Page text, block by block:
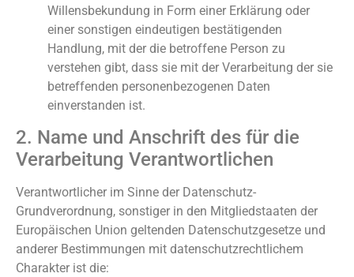
Willensbekundung in Form einer Erklärung oder
einer sonstigen eindeutigen bestätigenden
Handlung, mit der die betroffene Person zu
verstehen gibt, dass sie mit der Verarbeitung der sie
betreffenden personenbezogenen Daten
einverstanden ist.
2. Name und Anschrift des für die
Verarbeitung Verantwortlichen
Verantwortlicher im Sinne der Datenschutz-
Grundverordnung, sonstiger in den Mitgliedstaaten der
Europäischen Union geltenden Datenschutzgesetze und
anderer Bestimmungen mit datenschutzrechtlichem
Charakter ist die: